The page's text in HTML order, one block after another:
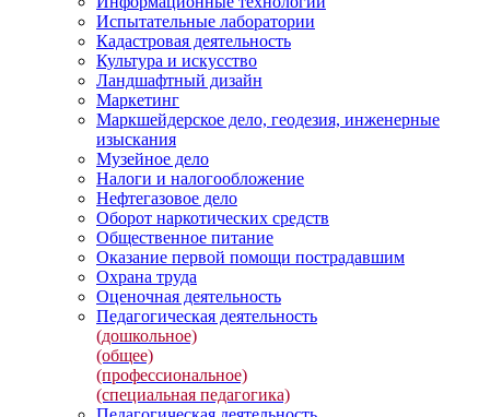
Испытательные лаборатории
Кадастровая деятельность
Культура и искусство
Ландшафтный дизайн
Маркетинг
Маркшейдерское дело, геодезия, инженерные
изыскания
Музейное дело
Налоги и налогообложение
Нефтегазовое дело
Оборот наркотических средств
Общественное питание
Оказание первой помощи пострадавшим
Охрана труда
Оценочная деятельность
Педагогическая деятельность
(дошкольное)
(общее)
(профессиональное)
(специальная педагогика)